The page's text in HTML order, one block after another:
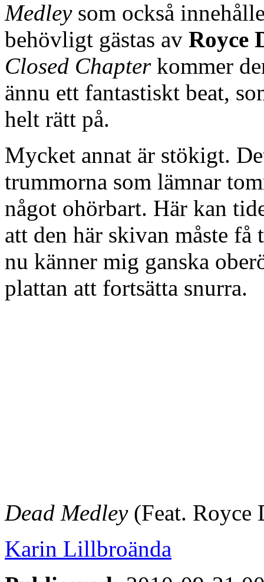
Medleysom också
behövligt gästas av Royce
Closed Chapterkommer
ännu ett fantastiskt beat,
helt rätt på.
Mycket annat är stökigt.
trummorna som lämnar
något ohörbart. Här kan
att den här skivan måste
nu känner mig ganska
plattan att fortsätta snurra.
Dead Medley(Feat. Royce
Karin Lillbroända